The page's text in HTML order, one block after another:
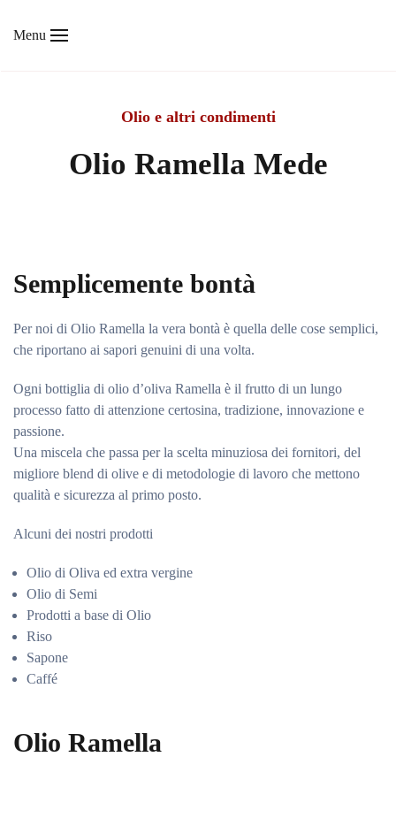
Menu
Olio e altri condimenti
Olio Ramella Mede
Semplicemente bontà
Per noi di Olio Ramella la vera bontà è quella delle cose semplici,
che riportano ai sapori genuini di una volta.
Ogni bottiglia di olio d’oliva Ramella è il frutto di un lungo
processo fatto di attenzione certosina, tradizione, innovazione e
passione.
Una miscela che passa per la scelta minuziosa dei fornitori, del
migliore blend di olive e di metodologie di lavoro che mettono
qualità e sicurezza al primo posto.
Alcuni dei nostri prodotti
Olio di Oliva ed extra vergine
Olio di Semi
Prodotti a base di Olio
Riso
Sapone
Caffé
Olio Ramella